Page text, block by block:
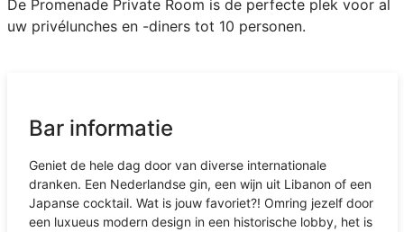
De Promenade Private Room is de perfecte plek voor al
uw privélunches en -diners tot 10 personen.
Bar informatie
Geniet de hele dag door van diverse internationale
dranken. Een Nederlandse gin, een wijn uit Libanon of een
Japanse cocktail. Wat is jouw favoriet?! Omring jezelf door
een luxueus modern design in een historische lobby, het is